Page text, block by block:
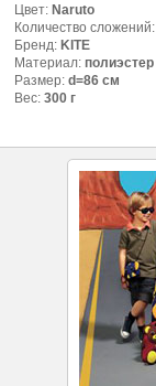
Цвет: Naruto
Количество сложений:
Бренд: KITE
Материал: полиэстер
Размер: d=86 см
Вес: 300 г